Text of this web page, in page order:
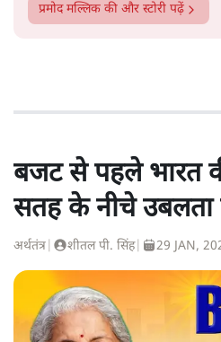
प्रमोद मल्लिक की और स्टोरी पढ़ें
बजट से पहले भारत
सतह के नीचे
अर्थतंत्र शीतल पी. सिंह| 29 JAN,